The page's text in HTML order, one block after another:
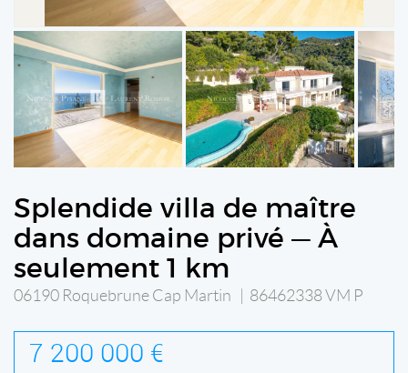
Splendide villa de maître
dans domaine privé — À
seulement 1 km
06190 Roquebrune Cap Martin | 86462338 VM P
7 200 000 €